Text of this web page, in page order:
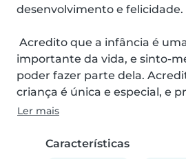
desenvolvimento e felicidade.
importante da vida, e sinto-
poder fazer parte dela.
criança é única e especial, e
Ler mais
Características